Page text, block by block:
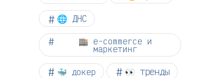
🌐 ДНС
🏬 e-commerce и
маркетинг
🐳 докер 👀 тренды